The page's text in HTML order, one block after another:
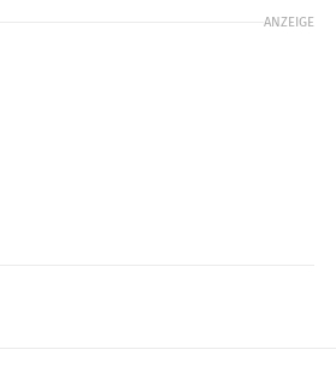
ANZEIGE